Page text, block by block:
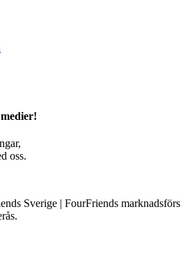
oss.
Sverige | FourFriends marknadsförs